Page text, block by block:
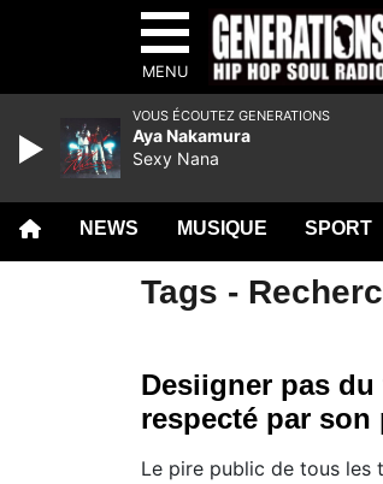
MENU
NEWS MUSIQUE SPORT
Tags -
Desiigner pas
respecté par son
​Le pire public de tous les
VOUS ÉCOUTEZ GENERATIONS
Aya Nakamura
Sexy Nana